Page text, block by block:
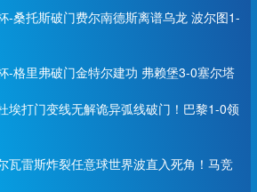
-桑托斯破门费尔南德斯离谱乌龙 波尔图1-
-格里弗破门金特尔建功 弗赖堡3-0塞尔塔
埃打门变线无解诡异弧线破门！巴黎1-0领
瓦雷斯炸裂任意球世界波直入死角！马竞